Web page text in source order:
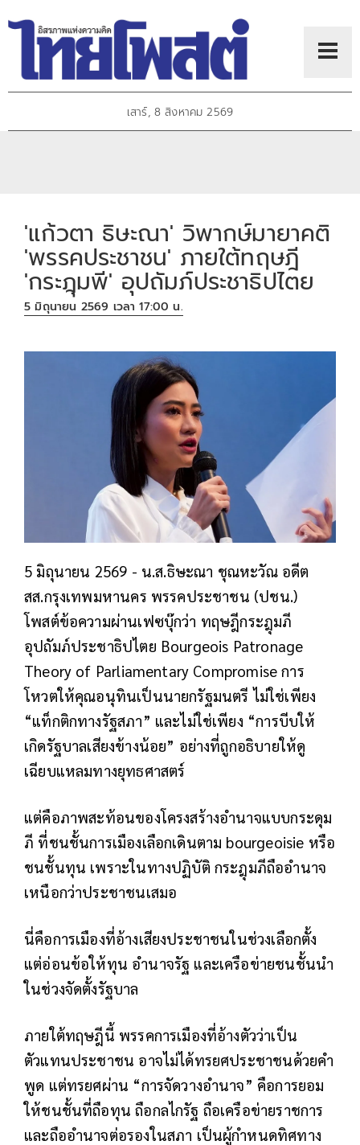
เสาร์, 8 สิงหาคม 2569
'แก้วตา ธิษะณา' วิพากษ์มายาคติ
'พรรคประชาชน' ภายใต้ทฤษฎี
'กระฎุมพี' อุปถัมภ์ประชาธิปไตย
5 มิถุนายน 2569 เวลา 17:00 น.
5 มิถุนายน 2569 - น.ส.ธิษะณา ชุณหะวัณ อดีต
สส.กรุงเทพมหานคร พรรคประชาชน (ปชน.)
โพสต์ข้อความผ่านเฟซบุ๊กว่า ทฤษฎีกระฎุมภี
อุปถัมภ์ประชาธิปไตย Bourgeois Patronage
Theory of Parliamentary Compromiseการ
โหวตให้คุณอนุทินเป็นนายกรัฐมนตรี ไม่ใช่เพียง
“แท็กติกทางรัฐสภา” และไม่ใช่เพียง “การบีบให้
เกิดรัฐบาลเสียงข้างน้อย” อย่างที่ถูกอธิบายให้ดู
เฉียบแหลมทางยุทธศาสตร์
แต่คือภาพสะท้อนของโครงสร้างอำนาจแบบกระดุม
ภี ที่ชนชั้นการเมืองเลือกเดินตาม bourgeoisie หรือ
ชนชั้นทุน เพราะในทางปฏิบัติ กระฎุมภีถืออำนาจ
เหนือกว่าประชาชนเสมอ
นี่คือการเมืองที่อ้างเสียงประชาชนในช่วงเลือกตั้ง
แต่อ่อนข้อให้ทุน อำนาจรัฐ และเครือข่ายชนชั้นนำ
ในช่วงจัดตั้งรัฐบาล
ภายใต้ทฤษฎีนี้ พรรคการเมืองที่อ้างตัวว่าเป็น
ตัวแทนประชาชน อาจไม่ได้ทรยศประชาชนด้วยคำ
พูด แต่ทรยศผ่าน “การจัดวางอำนาจ” คือการยอม
ให้ชนชั้นที่ถือทุน ถือกลไกรัฐ ถือเครือข่ายราชการ
และถืออำนาจต่อรองในสภา เป็นผู้กำหนดทิศทาง